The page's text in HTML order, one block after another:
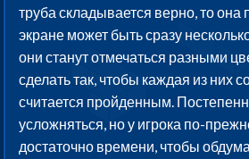
труба складывается верно, то она
экране может быть сразу
они станут отмечаться разными
сделать так, чтобы каждая из них
считается пройденным.
усложняться, но у игрока по-
достаточно времени, чтобы